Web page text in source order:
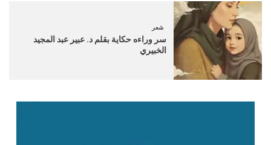
شعر
سر وراءه حكاية بقلم د. عبير عبد المجيد
الخبيري